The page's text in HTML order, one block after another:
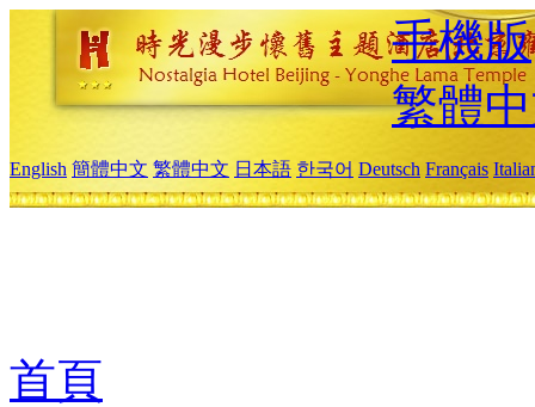
手機版
繁體
English 簡體中文 繁體中文 日本語 한국어 Deutsch Français
首頁